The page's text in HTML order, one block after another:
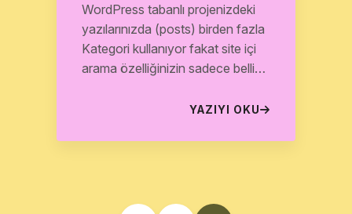
WordPress tabanlı projenizdeki
yazılarınızda (posts) birden fazla
Kategori kullanıyor fakat site içi
arama özelliğinizin sadece belli
YAZIYI OKU